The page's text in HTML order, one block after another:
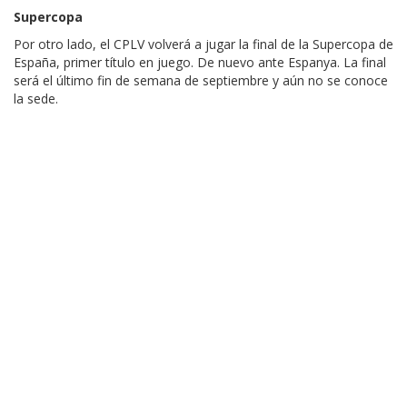
Supercopa
Por otro lado, el CPLV volverá a jugar la final de la Supercopa de
España, primer título en juego. De nuevo ante Espanya. La final
será el último fin de semana de septiembre y aún no se conoce
la sede.